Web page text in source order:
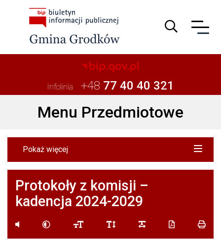
Infolinia +48 77 40 40 321
Menu Przedmiotowe
Pokaż więcej
Protokoły z komisji –
kadencja 2024-2029
przycisk do systemu czytania tekstu
przycisk do zmiany kontrastu
przycisk do zmiany wielkości czcionki
przycisk do zmiany odstępu
przycisk do zmiany
przycisk do